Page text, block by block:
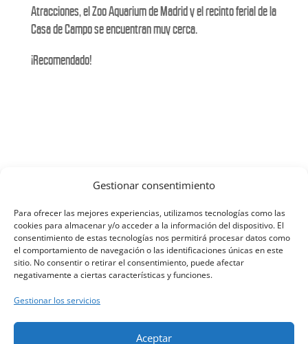
Gestionar consentimiento
Para ofrecer las mejores experiencias, utilizamos tecnologías como las
cookies para almacenar y/o acceder a la información del dispositivo. El
consentimiento de estas tecnologías nos permitirá procesar datos como
el comportamiento de navegación o las identificaciones únicas en este
sitio. No consentir o retirar el consentimiento, puede afectar
negativamente a ciertas características y funciones.
Gestionar los servicios
Aceptar
Atracciones, el Zoo Aquarium de Madrid y el recinto ferial de la
Casa de Campo se encuentran muy cerca.
¡Recomendado!
Haz clic en «Estoy de acuerdo» para
activar Twitter